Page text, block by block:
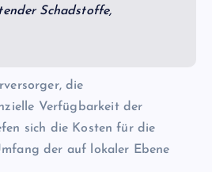
Schadstoffe,
die
Verfügbarkeit der
sich die Kosten für die
der auf lokaler Ebene